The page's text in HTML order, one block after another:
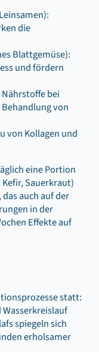
die
Blattgemüse):
und fördern
bei
von
von Kollagen und
eine Portion
Sauerkraut)
auch auf der
in der
Effekte auf
statt:
spiegeln sich
erholsamer